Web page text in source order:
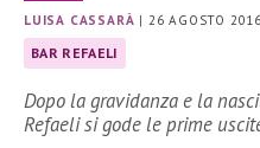
LUISA CASSARÀ | 26 AGOSTO 2016
BAR REFAELI
Dopo la gravidanza e la
Refaeli si gode le prime